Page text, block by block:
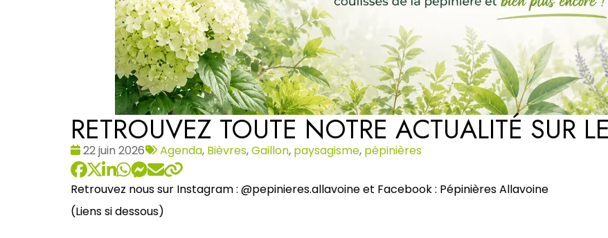
RETROUVEZ TOUTE NOTRE ACTUALITÉ SUR
Date
:
22 juin 2026
Tags
:
Agenda, Bièvres,Gaillon, paysagisme, pépinières
Retrouvez nous sur Instagram : @pepinieres.allavoine et Facebook : Pépinières Allavoine
(Liens si dessous)